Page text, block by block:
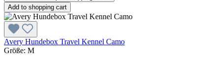
Add to shopping cart
Avery Hundebox Travel Kennel Camo
Größe: M